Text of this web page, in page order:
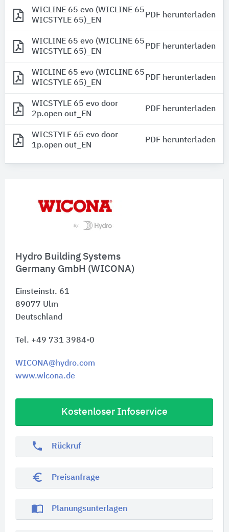
Hydro Building Systems
Germany GmbH (WICONA)
Einsteinstr. 61
89077 Ulm
Deutschland
Tel. +49 731 3984-0
WICONA@hydro.com
www.wicona.de
Kostenloser Infoservice
phone Rückruf
euro_symbol Preisanfrage
import_contacts Planungsunterlagen
WICLINE 65 evo (WICLINE 65
WICSTYLE 65)_EN
PDF herunterladen
WICLINE 65 evo (WICLINE 65
WICSTYLE 65)_EN
PDF herunterladen
WICLINE 65 evo (WICLINE 65
WICSTYLE 65)_EN
PDF herunterladen
WICSTYLE 65 evo door
2p.open out_EN
PDF herunterladen
WICSTYLE 65 evo door
1p.open out_EN
PDF herunterladen